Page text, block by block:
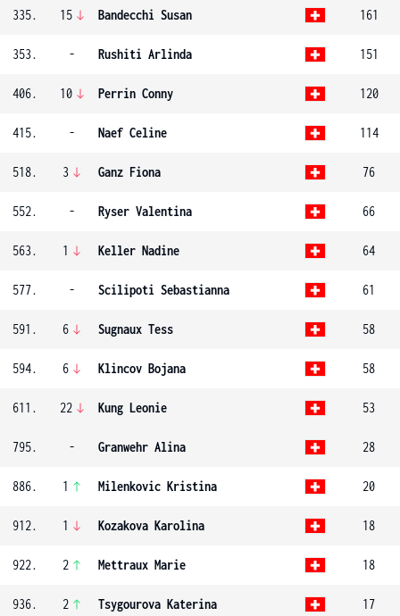
335. 15 Bandecchi Susan 161
353. - Rushiti Arlinda 151
406. 10 Perrin Conny 120
415. - Naef Celine 114
518. 3 Ganz Fiona 76
552. - Ryser Valentina 66
563. 1 Keller Nadine 64
577. - Scilipoti Sebastianna 61
591. 6 Sugnaux Tess 58
594. 6 Klincov Bojana 58
611. 22 Kung Leonie 53
795. - Granwehr Alina 28
886. 1 Milenkovic Kristina 20
912. 1 Kozakova Karolina 18
922. 2 Mettraux Marie 18
936. 2 Tsygourova Katerina 17